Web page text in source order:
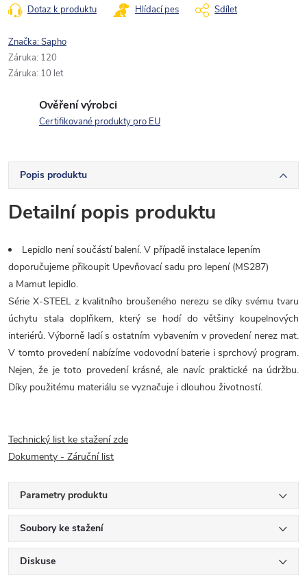
Dotaz k produktu Hlídací pes Sdílet
Značka:Sapho
Záruka: 120
Záruka: 10 let
Ověření výrobci
Certifikované produkty pro EU
Popis produktu
Detailní popis produktu
Lepidlo není součástí balení. V případě instalace lepením
doporučujeme přikoupit Upevňovací sadu pro lepení (MS287)
a Mamut lepidlo.
Série X-STEEL z kvalitního broušeného nerezu se díky svému tvaru
úchytu stala doplňkem, který se hodí do většiny koupelnových
interiérů. Výborně ladí s ostatním vybavením v provedení nerez mat.
V tomto provedení nabízíme vodovodní baterie i sprchový program.
Nejen, že je toto provedení krásné, ale navíc praktické na údržbu.
Díky použitému materiálu se vyznačuje i dlouhou životností.
Technický list ke stažení zde
Dokumenty - Záruční list
Parametry produktu
Soubory ke stažení
Diskuse